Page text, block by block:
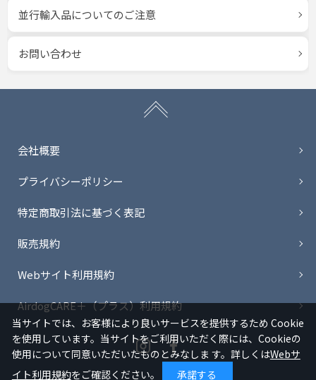
並行輸入品についてのご注意
お問い合わせ
会社概要
プライバシーポリシー
特定商取引法に基づく表記
販売規約
Webサイト利用規約
AirdogCARE＋（プラス）利用規約
InstagramFacebook
当サイトでは、お客様により良いサービスを提供するため Cookie
を使用しています。当サイトをご利用いただく際には、Cookieの
使用について同意いただいたものとみなしま す。詳しくはWebサ
イト利用規約をご確認ください。 承諾する